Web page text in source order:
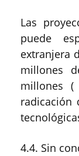
Las
puede
extranjera
millones
millones
radicación
4.4. Sin